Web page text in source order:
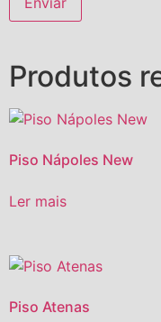
Produtos
Piso Nápoles New
Ler mais
Piso Atenas